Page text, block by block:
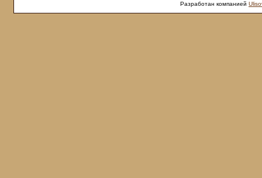
Разработан компанией